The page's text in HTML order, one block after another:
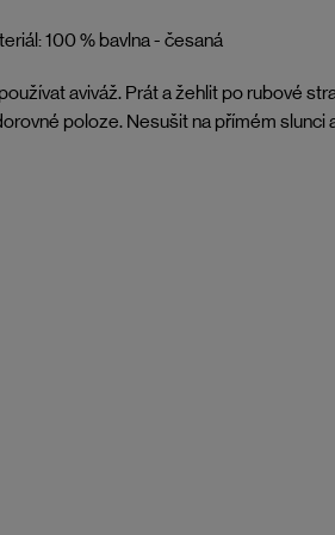
100 % bavlna - česaná
aviváž. Prát a žehlit po rubové
poloze. Nesušit na přímém slunci